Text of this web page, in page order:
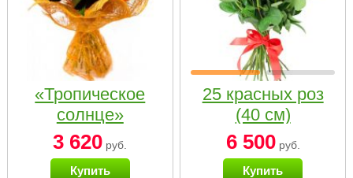
«Тропическое
солнце»
3 620 руб.
Купить
25 красных роз
(40 см)
6 500руб.
Купить